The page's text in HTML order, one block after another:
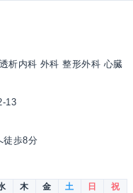
析内科 外科 整形外科 心臓
13
徒歩8分
木 金 土 日
祝